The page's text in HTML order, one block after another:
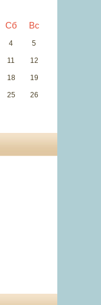
Сб Вс
4 5
11 12
18 19
25 26